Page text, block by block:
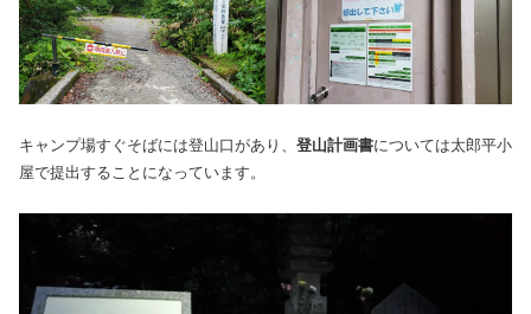
キャンプ場すぐそばには登山口があり、 登山計画書については太郎平小
屋で提出することになっています。